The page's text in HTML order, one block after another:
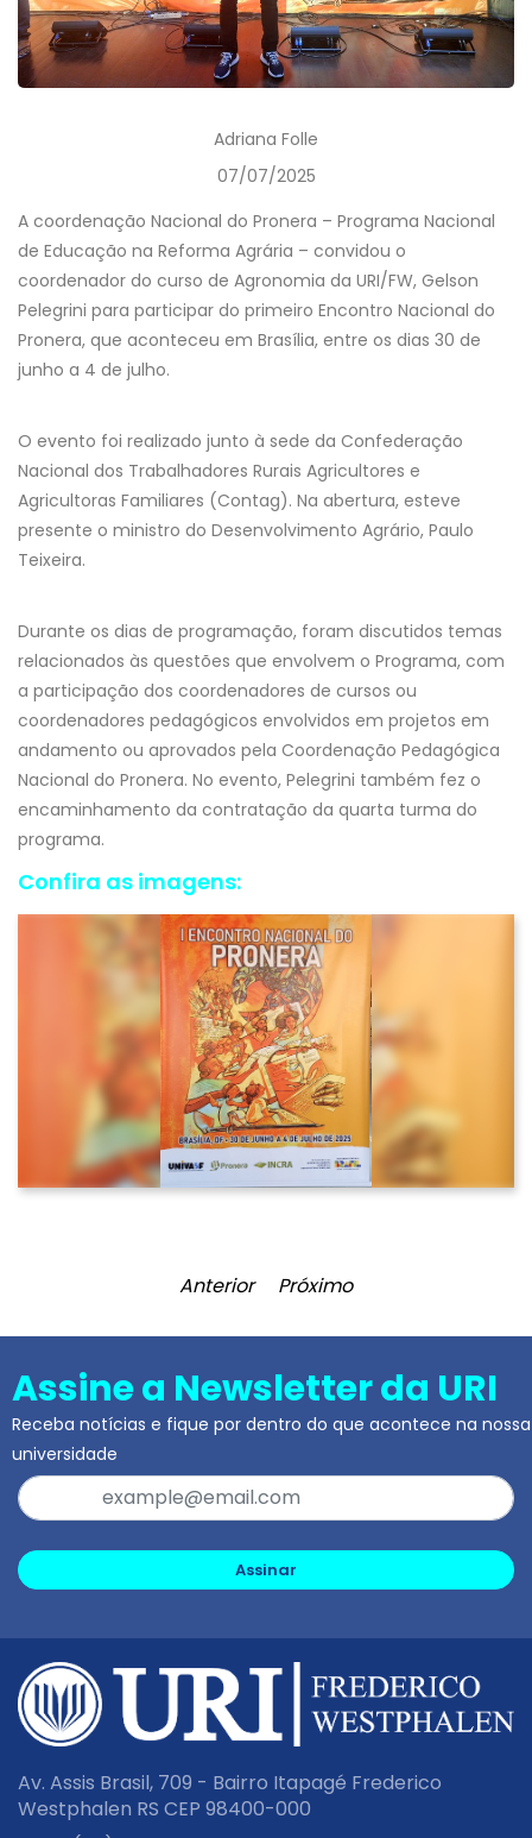
Adriana Folle
07/07/2025
A coordenação Nacional do Pronera – Programa Nacional
de Educação na Reforma Agrária – convidou o
coordenador do curso de Agronomia da URI/FW, Gelson
Pelegrini para participar do primeiro Encontro Nacional do
Pronera, que aconteceu em Brasília, entre os dias 30 de
junho a 4 de julho.
O evento foi realizado junto à sede da Confederação
Nacional dos Trabalhadores Rurais Agricultores e
Agricultoras Familiares (Contag). Na abertura, esteve
presente o ministro do Desenvolvimento Agrário, Paulo
Teixeira.
Durante os dias de programação, foram discutidos temas
relacionados às questões que envolvem o Programa, com
a participação dos coordenadores de cursos ou
coordenadores pedagógicos envolvidos em projetos em
andamento ou aprovados pela Coordenação Pedagógica
Nacional do Pronera. No evento, Pelegrini também fez o
encaminhamento da contratação da quarta turma do
programa.
Confira as imagens:
Anterior Próximo
Assine a Newsletter da URI
Receba notícias e fique por dentro do que acontece na nossa
universidade
Assinar
Av. Assis Brasil, 709 - Bairro Itapagé Frederico
Westphalen RS CEP 98400-000